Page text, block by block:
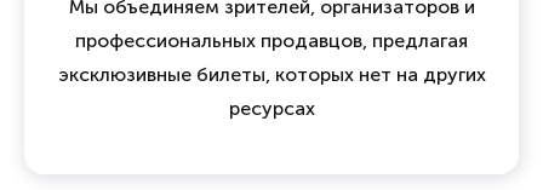
Мы объединяем зрителей, организаторов и
профессиональных продавцов, предлагая
эксклюзивные билеты, которых нет на других
ресурсах